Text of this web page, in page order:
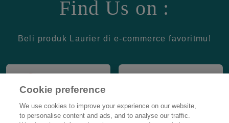
Find Us on :
Beli produk Laurier di e-commerce favoritmu!
Cookie preference
We use cookies to improve your experience on our website,
to personalise content and ads, and to analyse our traffic.